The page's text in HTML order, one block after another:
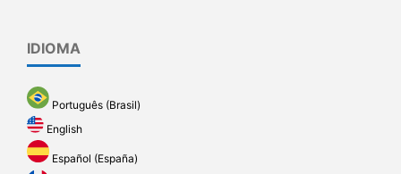
IDIOMA
Português (Brasil)
English
Español (España)